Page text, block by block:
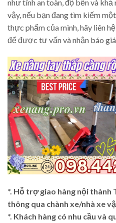
như tính an toàn, độ bền và khả
vậy, nếu bạn đang tìm kiếm
thực phẩm của mình, hãy liên
để được tư vấn và nhận báo
*. Hỗ trợ giao hàng nội thành
thông qua chành xe/nhà xe
*. Khách hàng có nhu cầu và